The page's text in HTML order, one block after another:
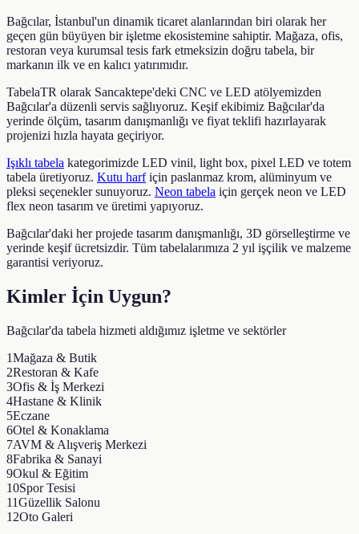
Bağcılar, İstanbul'un dinamik ticaret alanlarından biri olarak her
geçen gün büyüyen bir işletme ekosistemine sahiptir. Mağaza, ofis,
restoran veya kurumsal tesis fark etmeksizin doğru tabela, bir
markanın ilk ve en kalıcı yatırımıdır.
TabelaTR olarak Sancaktepe'deki CNC ve LED atölyemizden
Bağcılar'a düzenli servis sağlıyoruz. Keşif ekibimiz Bağcılar'da
yerinde ölçüm, tasarım danışmanlığı ve fiyat teklifi hazırlayarak
projenizi hızla hayata geçiriyor.
Işıklı tabela kategorimizde LED vinil, light box, pixel LED ve totem
tabela üretiyoruz. Kutu harf için paslanmaz krom, alüminyum ve
pleksi seçenekler sunuyoruz. Neon tabela için gerçek neon ve LED
flex neon tasarım ve üretimi yapıyoruz.
Bağcılar'daki her projede tasarım danışmanlığı, 3D görselleştirme ve
yerinde keşif ücretsizdir. Tüm tabelalarımıza 2 yıl işçilik ve malzeme
garantisi veriyoruz.
Kimler İçin Uygun?
Bağcılar'da tabela hizmeti aldığımız işletme ve sektörler
1Mağaza & Butik
2Restoran & Kafe
3Ofis & İş Merkezi
4Hastane & Klinik
5Eczane
6Otel & Konaklama
7AVM & Alışveriş Merkezi
8Fabrika & Sanayi
9Okul & Eğitim
10Spor Tesisi
11Güzellik Salonu
12Oto Galeri